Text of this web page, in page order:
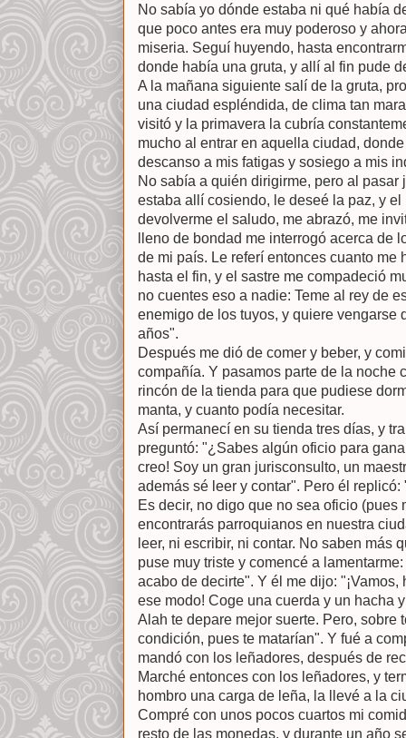
No sabía yo dónde estaba ni qué había
que poco antes era muy poderoso y
miseria. Seguí huyendo, hasta
donde había una gruta, y allí al fin pude
A la mañana siguiente salí de la gruta,
una ciudad espléndida, de clima tan
visitó y la primavera la cubría
mucho al entrar en aquella ciudad,
descanso a mis fatigas y sosiego a mis
No sabía a quién dirigirme, pero al
estaba allí cosiendo, le deseé la paz, y
devolverme el saludo, me abrazó, me
lleno de bondad me interrogó acerca de
de mi país. Le referí entonces cuanto
hasta el fin, y el sastre me compadeció
no cuentes eso a nadie: Teme al rey de
enemigo de los tuyos, y quiere vengarse
años".
Después me dió de comer y beber, y
compañía. Y pasamos parte de la noche
rincón de la tienda para que pudiese
manta, y cuanto podía necesitar.
Así permanecí en su tienda tres días, y
preguntó: "¿Sabes algún oficio para
creo! Soy un gran jurisconsulto, un
además sé leer y contar". Pero él
Es decir, no digo que no sea oficio (pues
encontrarás parroquianos en nuestra
leer, ni escribir, ni contar. No saben más
puse muy triste y comencé a
acabo de decirte". Y él me dijo:
ese modo! Coge una cuerda y un hacha
Alah te depare mejor suerte. Pero, sobre
condición, pues te matarían". Y fué a
mandó con los leñadores, después de
Marché entonces con los leñadores, y
hombro una carga de leña, la llevé a la
Compré con unos pocos cuartos mi
resto de las monedas, y durante un año